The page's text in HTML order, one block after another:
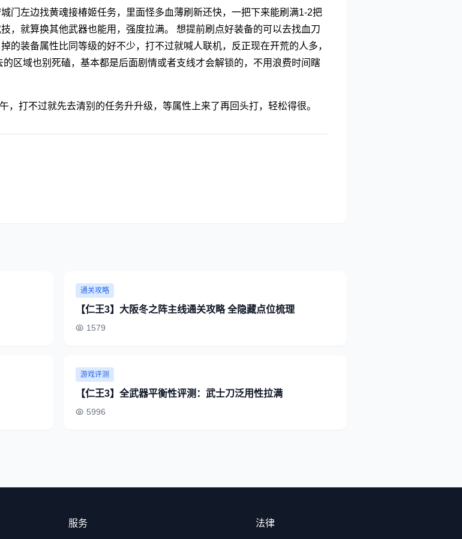
门左边找黄魂接椿姬任务，里面怪多血薄刷新还快，一把下来能刷满1-2把
，就算换其他武器也能用，强度拉满。 想提前刷点好装备的可以去找血刀
的装备属性比同等级的好不少，打不过就喊人联机，反正现在开荒的人多，
区域也别死磕，基本都是后面剧情或者支线才会解锁的，不用浪费时间瞎
，打不过就先去清别的任务升升级，等属性上来了再回头打，轻松得很。
通关攻略
【仁王3】大阪冬之阵主线通关攻略 全隐藏点位梳理
1579
游戏评测
【仁王3】全武器平衡性评测：武士刀泛用性拉满
5996
服务 法律